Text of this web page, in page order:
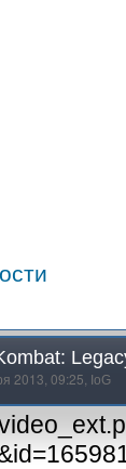
2013, 09:25, IoG